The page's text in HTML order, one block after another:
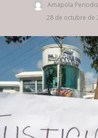
Amapola
28 de octubre de